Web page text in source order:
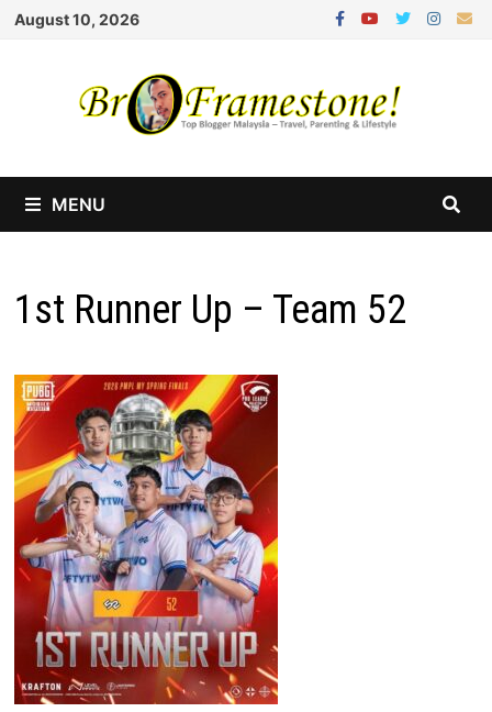
Skip
August 10, 2026
MENU
1st Runner Up – Team 52